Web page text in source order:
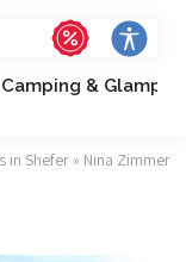
Camping &
in Shefer » Nina Zimmer